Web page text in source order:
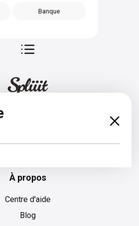
Banque
À propos
Centre d'aide
Blog